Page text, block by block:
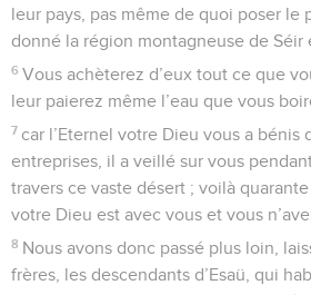
leur pays, pas même de quoi poser le
donné la région montagneuse de Séir
6 Vous achèterez d’eux tout ce que
leur paierez même l’eau que vous
7 car l’Eternel votre Dieu vous a bénis
entreprises, il a veillé sur vous
travers ce vaste désert ; voilà
votre Dieu est avec vous et vous
8 Nous avons donc passé plus loin,
frères, les descendants d’Esaü, qui